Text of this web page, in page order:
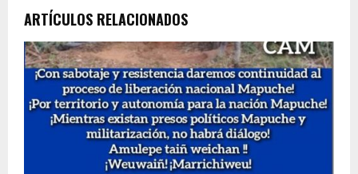
ARTÍCULOS RELACIONADOS